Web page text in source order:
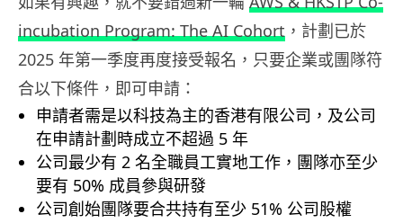
incubation Program: The AI Cohort ，計劃已於
2025 年第一季度再度接受報名，只要企業或團隊符
合以下條件，即可申請：
申請者需是以科技為主的香港有限公司，及公司
在申請計劃時成立不超過 5 年
公司最少有 2 名全職員工實地工作，團隊亦至少
要有 50% 成員參與研發
公司創始團隊要合共持有至少 51% 公司股權